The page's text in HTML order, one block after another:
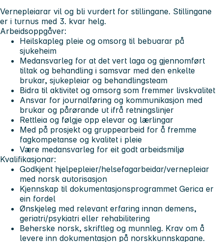
Vernepleiarar vil og bli vurdert for stillingane. Stillingane
er i turnus med 3. kvar helg.
Arbeidsoppgåver:
Heilskapleg pleie og omsorg til bebuarar på
sjukeheim
Medansvarleg for at det vert laga og gjennomført
tiltak og behandling i samsvar med den enkelte
brukar, sjukepleiar og behandlingsteam
Bidra til aktivitet og omsorg som fremmer livskvalitet
Ansvar for journalføring og kommunikasjon med
brukar og pårørande ut ifrå retningslinjer
Rettleia og følgje opp elevar og lærlingar
Med på prosjekt og gruppearbeid for å fremme
fagkompetanse og kvalitet i pleie
Være medansvarleg for eit godt arbeidsmiljø
Kvalifikasjonar:
Godkjent hjelpepleier/helsefagarbeidar/vernepleiar
med norsk autorisasjon
Kjennskap til dokumentasjonsprogrammet Gerica er
ein fordel
Ønskjeleg med relevant erfaring innan demens,
geriatri/psykiatri eller rehabilitering
Beherske norsk, skriftleg og munnleg. Krav om å
levere inn dokumentasjon på norskkunnskapane.